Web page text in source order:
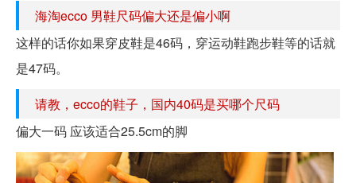
海淘ecco 男鞋尺码偏大还是偏小啊
这样的话你如果穿皮鞋是46码，穿运动鞋跑步鞋等的话就
是47码。
请教，ecco的鞋子，国内40码是买哪个尺码
偏大一码 应该适合25.5cm的脚